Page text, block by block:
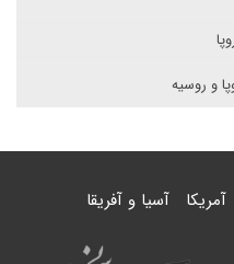
و روسیه
آمریکا آسیا و آفریقا